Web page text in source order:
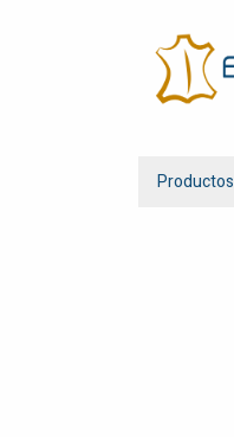
Productos